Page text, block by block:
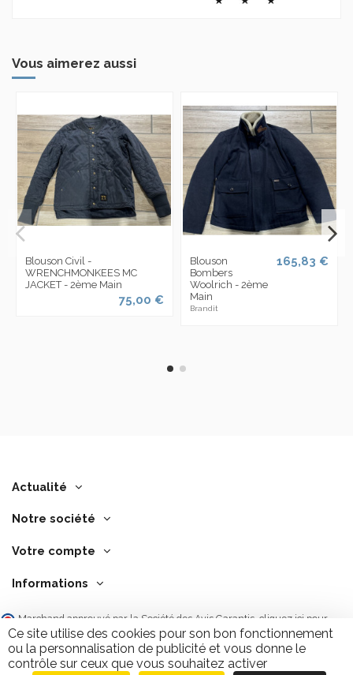
Vous aimerez aussi
Blouson Civil -
WRENCHMONKEES MC
JACKET - 2ème Main
75,00 €
Blouson
Bombers
Woolrich - 2ème
Main
Brandit
165,83 €
Actualité
Notre société
Votre compte
Informations
Marchand approuvé par la Société des Avis Garantis, cliquez ici pour
vérifier .
Ce site utilise des cookies pour son bon fonctionnement
ou la personnalisation de publicité et vous donne le
contrôle sur ceux que vous souhaitez activer